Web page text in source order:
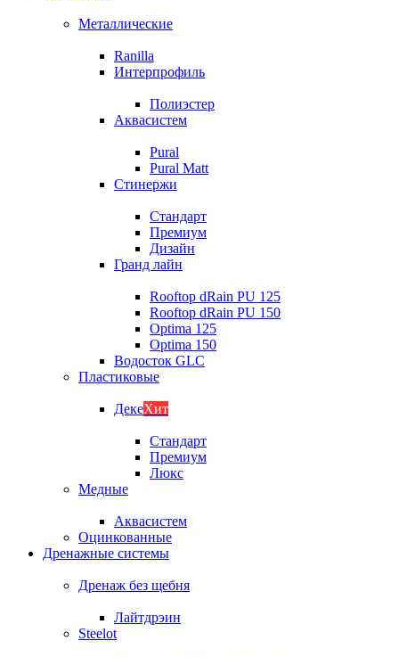
Металлические
Ranilla
Интерпрофиль
Полиэстер
Аквасистем
Pural
Pural Matt
Стинержи
Стандарт
Премиум
Дизайн
Гранд лайн
Rooftop dRain PU 125
Rooftop dRain PU 150
Optima 125
Optima 150
Водосток GLC
Пластиковые
ДекеХит
Стандарт
Премиум
Люкс
Медные
Аквасистем
Оцинкованные
Дренажные системы
Дренаж без щебня
Лайтдрэин
Steelot